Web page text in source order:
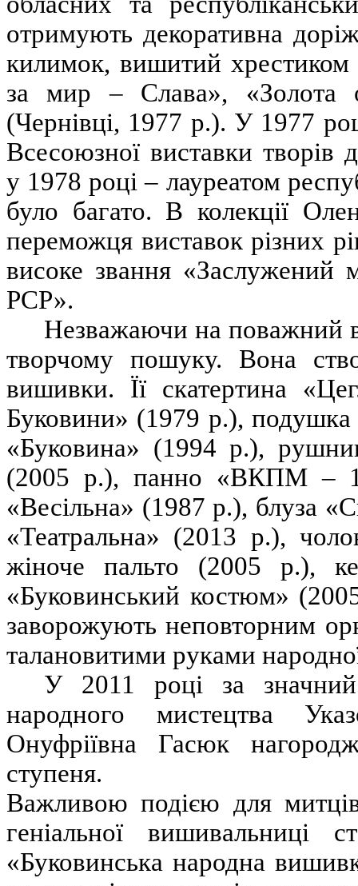
отримують декоративна
килимок, вишитий
за мир – Слава», «Золота
(Чернівці, 1977 р.). У 1977
Всесоюзної виставки творів
у 1978 році – лауреатом
було багато. В колекції
переможця виставок різних
високе звання «Заслужений
РСР».
Незважаючи на поважний
творчому пошуку. Вона
вишивки. Її скатертина
Буковини» (1979 р.), подушка
«Буковина» (1994 р.),
(2005 р.), панно «ВКПМ –
«Весільна» (1987 р.), блуза
«Театральна» (2013 р.),
жіноче пальто (2005 р.),
«Буковинський костюм»
заворожують неповторним
талановитими руками
У 2011 році за значний
народного мистецтва
Онуфріївна Гасюк
ступеня.
Важливою подією для
геніальної
«Буковинська народна